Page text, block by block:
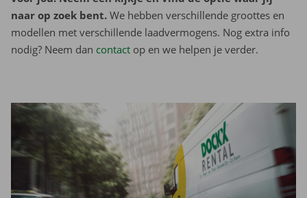
naar op zoek bent. We hebben verschillende groottes en
modellen met verschillende laadvermogens. Nog extra info
nodig? Neem dan contact op en we helpen je verder.